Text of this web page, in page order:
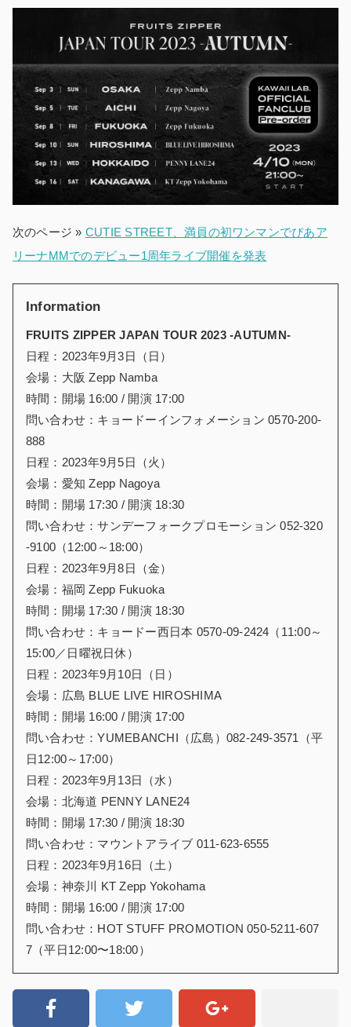
次のページ » CUTIE STREET、満員の初ワンマンでぴあア
リーナMMでのデビュー1周年ライブ開催を発表
Information
FRUITS ZIPPER JAPAN TOUR 2023 -AUTUMN-
日程：2023年9月3日（日）
会場：大阪 Zepp Namba
時間：開場 16:00 / 開演 17:00
問い合わせ：キョードーインフォメーション 0570-200-
888
日程：2023年9月5日（火）
会場：愛知 Zepp Nagoya
時間：開場 17:30 / 開演 18:30
問い合わせ：サンデーフォークプロモーション 052-320
-9100（12:00～18:00）
日程：2023年9月8日（金）
会場：福岡 Zepp Fukuoka
時間：開場 17:30 / 開演 18:30
問い合わせ：キョードー西日本 0570-09-2424（11:00～
15:00／日曜祝日休）
日程：2023年9月10日（日）
会場：広島 BLUE LIVE HIROSHIMA
時間：開場 16:00 / 開演 17:00
問い合わせ：YUMEBANCHI（広島）082-249-3571（平
日12:00～17:00）
日程：2023年9月13日（水）
会場：北海道 PENNY LANE24
時間：開場 17:30 / 開演 18:30
問い合わせ：マウントアライブ 011-623-6555
日程：2023年9月16日（土）
会場：神奈川 KT Zepp Yokohama
時間：開場 16:00 / 開演 17:00
問い合わせ：HOT STUFF PROMOTION 050-5211-607
7（平日12:00〜18:00）